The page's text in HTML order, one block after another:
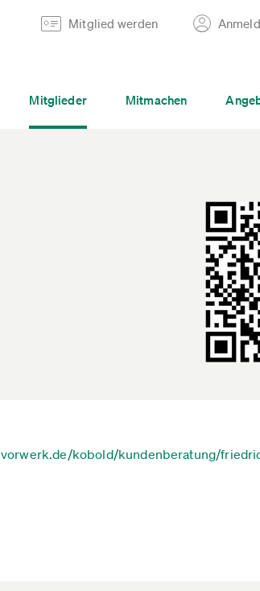
Mitglied werden
Mitglieder Mitmachen
vorwerk.de/kobold/kundenberatung/